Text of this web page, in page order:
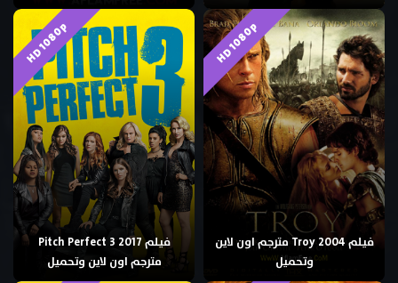
HD 1080p
فيلم Troy 2004 مترجم اون لاين
وتحميل
HD 1080p
فيلم Pitch Perfect 3 2017
مترجم اون لاين وتحميل